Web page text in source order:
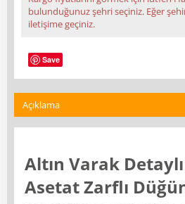
bulunduğunuz şehri seçiniz. Eğer
iletişime geçiniz.
Save
Açıklama
Altın Varak
Asetat Zarflı